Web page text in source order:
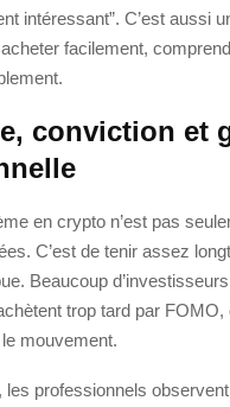
intéressant”. C’est aussi
facilement,
conviction et
en crypto n’est pas
C’est de tenir assez
Beaucoup
trop tard par FOMO,
mouvement.
les professionnels